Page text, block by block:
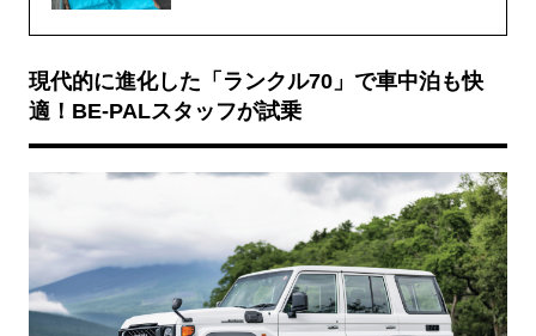
現代的に進化した「ランクル70」で車中泊も快
適！BE-PALスタッフが試乗